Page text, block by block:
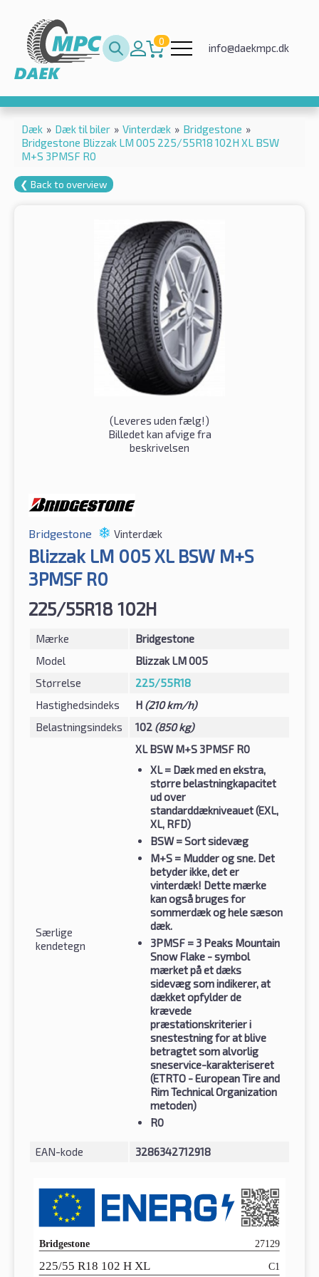
0
info@daekmpc.dk
Dæk » Dæk til biler » Vinterdæk » Bridgestone »
Bridgestone Blizzak LM 005 225/55R18 102H XL BSW
M+S 3PMSF R0
❮ Back to overview
(Leveres uden fælg!)
Billedet kan afvige fra
beskrivelsen
Bridgestone Vinterdæk
Blizzak LM 005 XL BSW M+S
3PMSF R0
225/55R18 102H
Mærke
Bridgestone
Model
Blizzak LM 005
Størrelse
225/55R18
Hastighedsindeks
H (210 km/h)
Belastningsindeks
102 (850 kg)
Særlige
kendetegn
XL BSW M+S 3PMSF R0
XL = Dæk med en ekstra,
større belastningkapacitet
ud over
standarddækniveauet (EXL,
XL, RFD)
BSW= Sort sidevæg
M+S = Mudder og sne. Det
betyder ikke, det er
vinterdæk! Dette mærke
kan også bruges for
sommerdæk og hele sæson
dæk.
3PMSF = 3 Peaks Mountain
Snow Flake - symbol
mærket på et dæks
sidevæg som indikerer, at
dækket opfylder de
krævede
præstationskriterier i
snestestning for at blive
betragtet som alvorlig
sneservice-karakteriseret
(ETRTO - European Tire and
Rim Technical Organization
metoden)
R0
EAN-kode 3286342712918